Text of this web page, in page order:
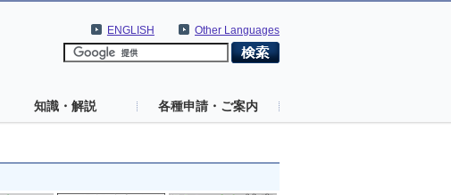
Other Languages
ENGLISH
知識・解説 各種申請・ご案内